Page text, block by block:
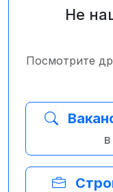
Не
Посмотрите